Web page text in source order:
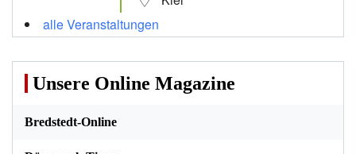
alle Veranstaltungen
Unsere Online Magazine
Bredstedt-Online